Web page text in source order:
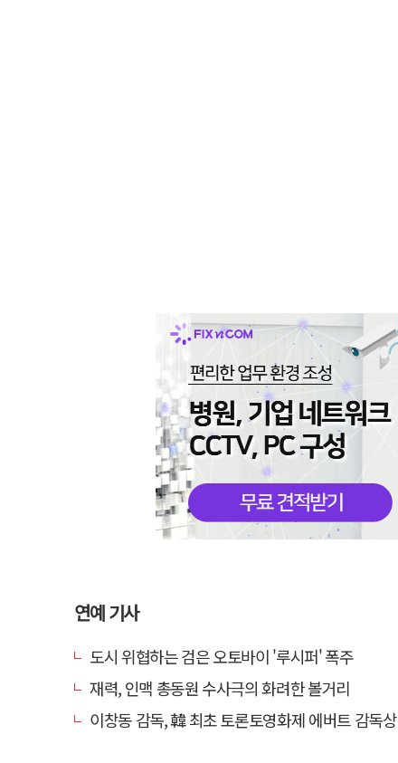
연예 기사
도시 위협하는 검은 오토바이 '루시퍼' 폭주
재력, 인맥 총동원 수사극의 화려한 볼거리
이창동 감독, 韓 최초 토론토영화제 에버트 감독상